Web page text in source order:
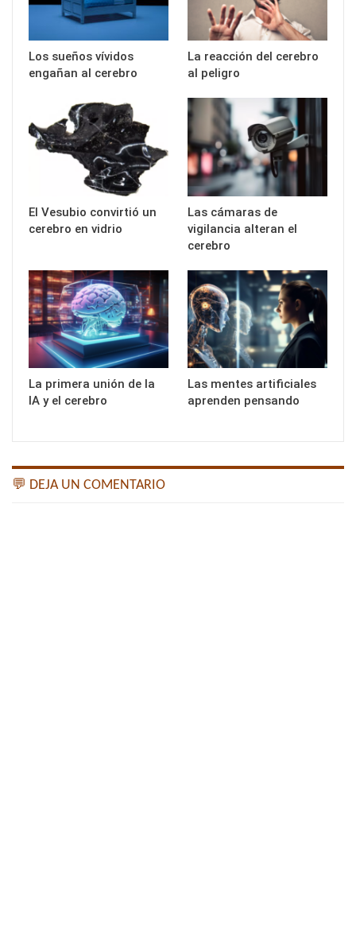
Los sueños vívidos
engañan al cerebro
La reacción del cerebro
al peligro
El Vesubio convirtió un
cerebro en vidrio
Las cámaras de
vigilancia alteran el
cerebro
La primera unión de la
IA y el cerebro
Las mentes artificiales
aprenden pensando
💬 DEJA UN COMENTARIO